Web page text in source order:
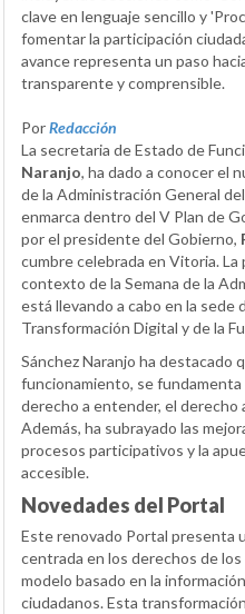
clave en lenguaje sencillo y
fomentar la participación
avance representa un paso
transparente y comprensible.
PorRedacción
La secretaria de Estado de
Naranjo, ha dado a conocer el
de la Administración General
enmarca dentro del V Plan de
por el presidente del Gobierno,
cumbre celebrada en Vitoria.
contexto de la Semana de la
está llevando a cabo en la sede
Transformación Digital y de la
Sánchez Naranjo ha destacado
funcionamiento, se
derecho a entender, el derecho
Además, ha subrayado las
procesos participativos y la
accesible.
Novedades del Portal
Este renovado Portal presenta
centrada en los derechos de
modelo basado en la
ciudadanos. Esta